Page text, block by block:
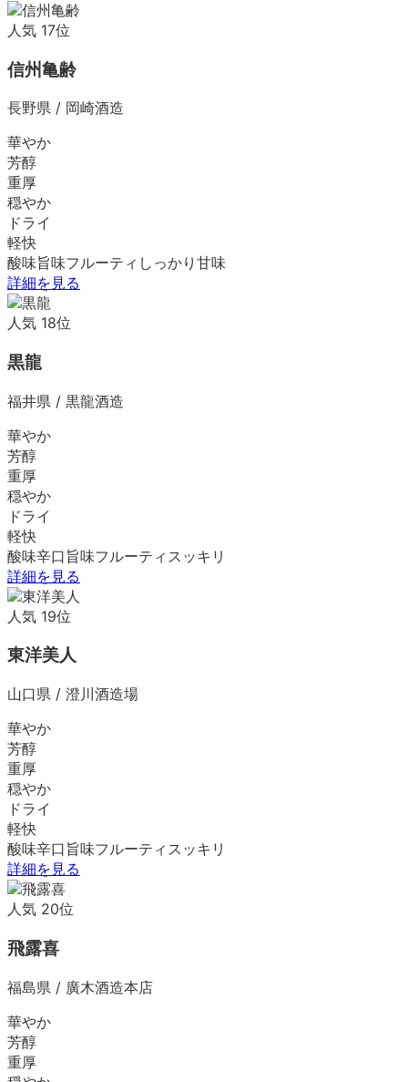
人気 17位
信州亀齢
長野県 / 岡崎酒造
華やか
芳醇
重厚
穏やか
ドライ
軽快
酸味旨味フルーティ しっかり 甘味
詳細を見る
人気 18位
黒龍
福井県 / 黒龍酒造
華やか
芳醇
重厚
穏やか
ドライ
軽快
酸味辛口 旨味フルーティ スッキリ
詳細を見る
人気 19位
東洋美人
山口県 / 澄川酒造場
華やか
芳醇
重厚
穏やか
ドライ
軽快
酸味辛口 旨味フルーティ スッキリ
詳細を見る
人気 20位
飛露喜
福島県 / 廣木酒造本店
華やか
芳醇
重厚